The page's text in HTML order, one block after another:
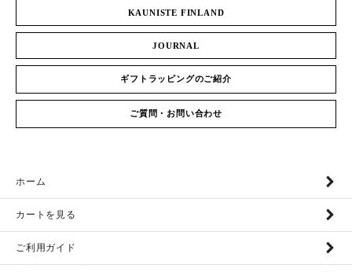
KAUNISTE FINLAND
JOURNAL
ギフトラッピングのご紹介
ご質問・お問い合わせ
ホーム
カートを見る
ご利用ガイド